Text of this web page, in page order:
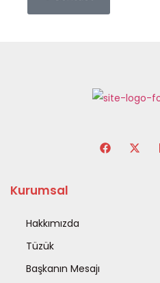
Kurumsal
Hakkımızda
Tüzük
Başkanın Mesajı